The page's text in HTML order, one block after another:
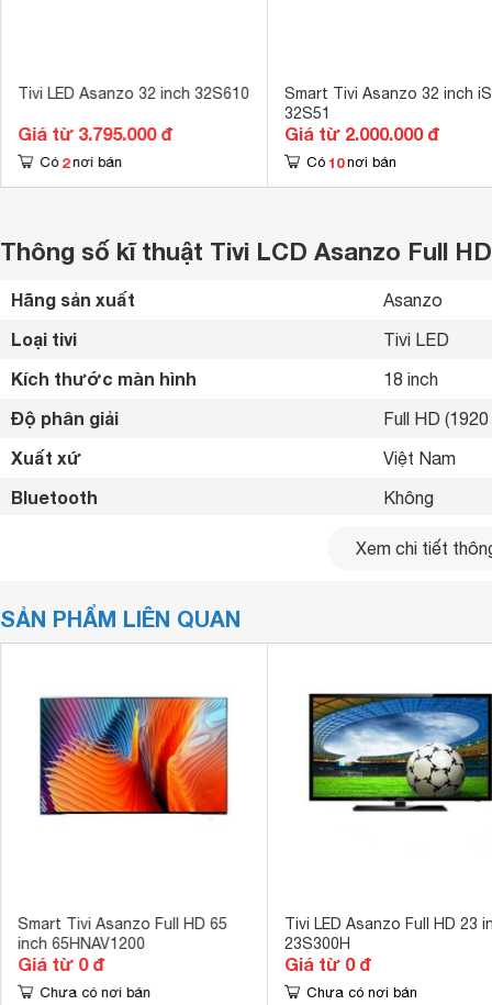
Tivi LED Asanzo 32 inch 32S610
Giá từ 3.795.000 đ
Có 2 nơi bán
Smart Tivi Asanzo 32 inch
32S51
Giá từ 2.000.000 đ
Có 10 nơi bán
Thông số kĩ thuật Tivi LCD Asanzo Full
Hãng sản xuất Asanzo
Loại tivi Tivi LED
Kích thước màn hình 18 inch
Độ phân giải Full HD
Xuất xứ Việt Nam
Bluetooth Không
Không
USB
Cổng AV 1 cổng
Hệ điều hành, giao diện Không
Ứng dụng có sẵn Không
Kết nối không dây với điện thoại, máy
Kết nối Bàn phím, chuột Không
Công nghệ hình ảnh
Tần số quét thực 100Hz
Xem chi tiết
SẢN PHẨM LIÊN QUAN
Smart Tivi Asanzo Full HD 65
inch 65HNAV1200
Giá từ 0 đ
Chưa có nơi bán
Tivi LED Asanzo Full HD 23
23S300H
Giá từ 0 đ
Chưa có nơi bán